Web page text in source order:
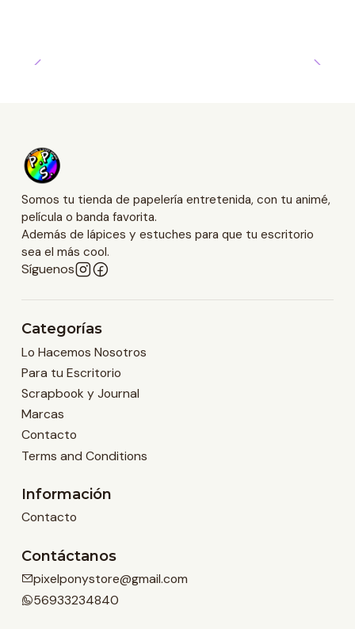
Somos tu tienda de papelería entretenida, con tu animé,
película o banda favorita.
Además de lápices y estuches para que tu escritorio
sea el más cool.
Síguenos
Categorías
Lo Hacemos Nosotros
Para tu Escritorio
Scrapbook y Journal
Marcas
Contacto
Terms and Conditions
Información
Contacto
Contáctanos
pixelponystore@gmail.com
56933234840